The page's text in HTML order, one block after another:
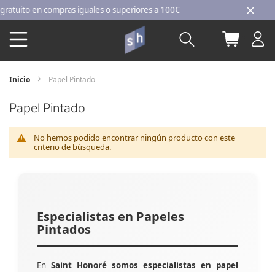
Ir
al
contenido
en compras iguales o superiores a 100€
Buscar Mi
Inicio Papel Pintado
Papel Pintado
No hemos podido encontrar ningún producto con este
criterio de búsqueda.
Especialistas en Papeles
Pintados
En Saint Honoré somos especialistas en papel